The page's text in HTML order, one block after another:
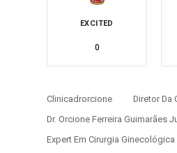
EXCITED
0
Clinicadrorcione Diretor Da
Dr. Orcione Ferreira Guimarães
Expert Em Cirurgia Ginecológica